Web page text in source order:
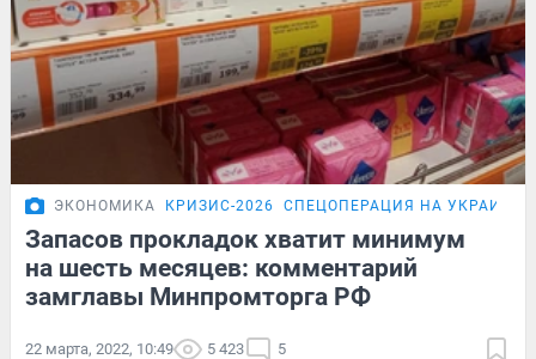
ЭКОНОМИКА КРИЗИС-2026 СПЕЦОПЕРАЦИЯ НА УКРАИНЕ
Запасов прокладок хватит минимум
на шесть месяцев: комментарий
замглавы Минпромторга РФ
22 марта, 2022, 10:49 5 423 5